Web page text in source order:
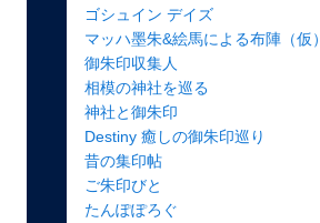
ゴシュイン デイズ
マッハ墨朱&絵馬による布陣（仮）
御朱印収集人
相模の神社を巡る
神社と御朱印
Destiny 癒しの御朱印巡り
昔の集印帖
ご朱印びと
たんぽぽろぐ